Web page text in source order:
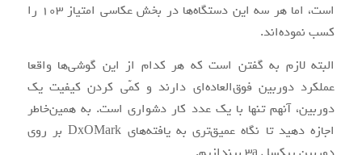
است، اما هر سه این دستگاه‌ها در بخش عکاسی امتیاز 103 را
کسب نموده‌اند.
البته لازم به گفتن است که هر کدام از این گوشی‌ها واقعا
عملکرد دوربین فوق‌العاده‌ای دارند و کمّی کردن کیفیت یک
دوربین، آنهم تنها با یک عدد کار دشواری است. به همین‌خاطر
اجازه دهید تا نگاه عمیق‌تری به یافته‌های DxOMark بر روی